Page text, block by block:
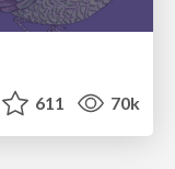
611 70k